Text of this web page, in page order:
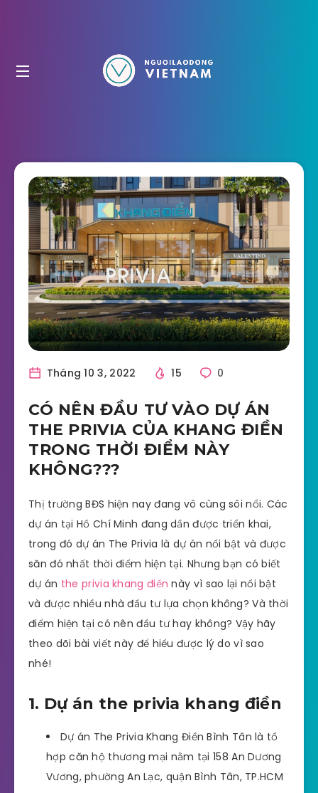
Tháng 10 3, 2022 15 0
CÓ NÊN ĐẦU TƯ VÀO DỰ ÁN
THE PRIVIA CỦA KHANG ĐIỀN
TRONG THỜI ĐIỂM NÀY
KHÔNG???
Thị trường BĐS hiện nay đang vô cùng sôi nổi. Các
dự án tại Hồ Chí Minh đang dần được triển khai,
trong đó dự án The Privia là dự án nổi bật và được
săn đó nhất thời điểm hiện tại. Nhưng bạn có biết
dự án the privia khang điền này vì sao lại nổi bật
và được nhiều nhà đầu tư lựa chọn không? Và thời
điểm hiện tại có nên đầu tư hay không? Vậy hãy
theo dõi bài viết này để hiểu được lý do vì sao
nhé!
1. Dự án the privia khang điền
Dự án The Privia Khang Điền Bình Tân là tổ
hợp căn hộ thương mại nằm tại 158 An Dương
Vương, phường An Lạc, quận Bình Tân, TP.HCM